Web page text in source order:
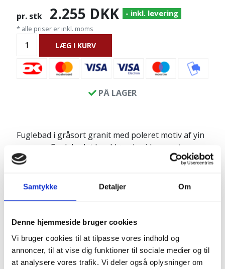
Samtykke Detaljer Om
Denne hjemmeside bruger cookies
Vi bruger cookies til at tilpasse vores indhold og
annoncer, til at vise dig funktioner til sociale medier og til
at analysere vores trafik. Vi deler også oplysninger om
pr. stk 2.255 DKK - inkl. levering
* alle priser er inkl. moms
LÆG I KURV
PÅ LAGER
Fuglebad i gråsort granit med poleret motiv af yin
og yang. Fuglebadet har kløvede sider og et
poleret/slebet motiv. Obs. fuglebadet er vådt på
billederne
Produktinfo:
Højde: ca. 10 cm
Vejer ca. 70 kg